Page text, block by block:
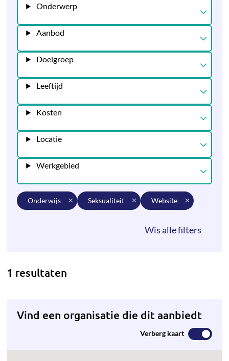
Onderwerp
Aanbod
Doelgroep
Leeftijd
Kosten
Locatie
Werkgebied
onderwijs seksualiteit website
1 resultaten
Vind een organisatie die dit aanbiedt
Verberg kaart